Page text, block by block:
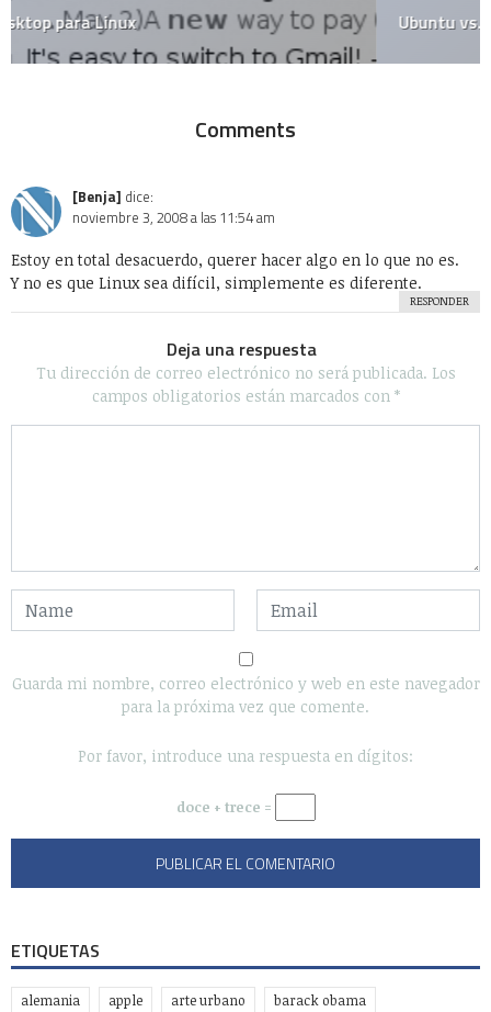
Ubuntu vs. Windows
Comments
[Benja] dice:
noviembre 3, 2008 a las 11:54 am
Estoy en total desacuerdo, querer hacer algo en lo que no es.
Y no es que Linux sea difícil, simplemente es diferente.
RESPONDER
Deja una respuesta
Tu dirección de correo electrónico no será publicada. Los
campos obligatorios están marcados con *
Guarda mi nombre, correo electrónico y web en este navegador
para la próxima vez que comente.
Por favor, introduce una respuesta en dígitos:
doce + trece =
ETIQUETAS
alemania apple arte urbano barack obama